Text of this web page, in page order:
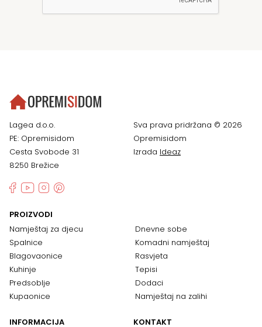
Lagea d.o.o.
PE: Opremisidom
Cesta Svobode 31
8250 Brežice
Sva prava pridržana © 2026
Opremisidom
Izrada Ideaz
PROIZVODI
Namještaj za djecu
Spalnice
Blagovaonice
Kuhinje
Predsoblje
Kupaonice
Dnevne sobe
Komadni namještaj
Rasvjeta
Tepisi
Dodaci
Namještaj na zalihi
INFORMACIJA KONTAKT